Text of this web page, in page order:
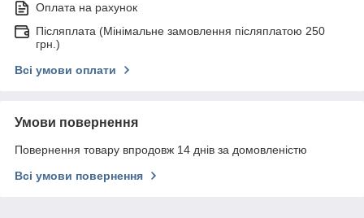
Оплата на рахунок
Післяплата (Мінімальне замовлення післяплатою 250
грн.)
Всі умови оплати
Умови повернення
Повернення товару впродовж 14 днів за домовленістю
Всі умови повернення